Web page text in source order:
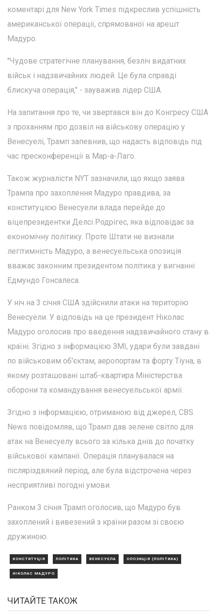
коментарі для New York Times підкреслив успішність
американської операції, спрямованої на арешт
Мадуро.
"Чудове стратегічне планування, безліч видатних
військ і надзвичайних людей. Це була справді
блискуча операція," - зауважив лідер США.
На запитання про те, чи звертався він до Конгресу США
з проханням про дозвіл на військову операцію у
Венесуелі, Трамп запевнив, що надасть відповідь під
час пресконференції в Мар-а-Лаго.
Також журналісти NYT зазначили, що якщо заява
Трампа про захоплення Мадуро правдива, за
конституцією Венесуели влада перейде до
віцепрезидентки Делсі Родрігес, яка відповідає за
економічну політику. Проте Штати не визнали
легітимність Мадуро, а венесуельська опозиція
вважає законним президентом політика у вигнанні
Едмундо Гонсалеса.
У ніч на 3 січня США здійснили атаки на територію
Венесуели. У відповідь на це президент Ніколас
Мадуро оголосив про введення надзвичайного стану в
країні. Згідно з інформацією ЗМІ, удари були завдані
по військовим об'єктам, аеропортам та форту Тіуна, в
якому розташовані штаб-квартира Міністерства
оборони та командування венесуельської армії.
Згідно з інформацією, отриманою від джерел, CBS
News повідомляв, що Трамп дав зелене світло для
атак на Венесуелу всього за кілька днів до початку
військової кампанії. Операція планувалася на
післяріздвяний період, але була відстрочена через
несприятливі погодні умови.
Ранком 3 січня Трамп оголосив, що Мадуро був
захоплений і вивезений з країни разом зі своєю
дружиною.
КОНСТИТУЦІЯ ПОЛІТИКА ВЕНЕСУЕЛА ОПОЗИЦІЯ (ПОЛІТИКА)
НІКОЛАС МАДУРО
ЧИТАЙТЕ ТАКОЖ